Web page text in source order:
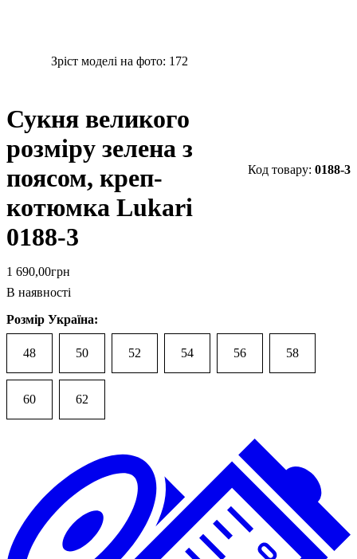
Зріст моделі на фото: 172
Сукня великого
розміру зелена з
поясом, креп-
котюмка Lukari
0188-3
0188-3
1 690,00грн
В наявності
Розмір Україна:
48 50 52 54 56 58
60 62